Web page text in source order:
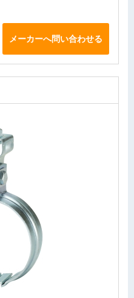
メーカーへ問い合わせる